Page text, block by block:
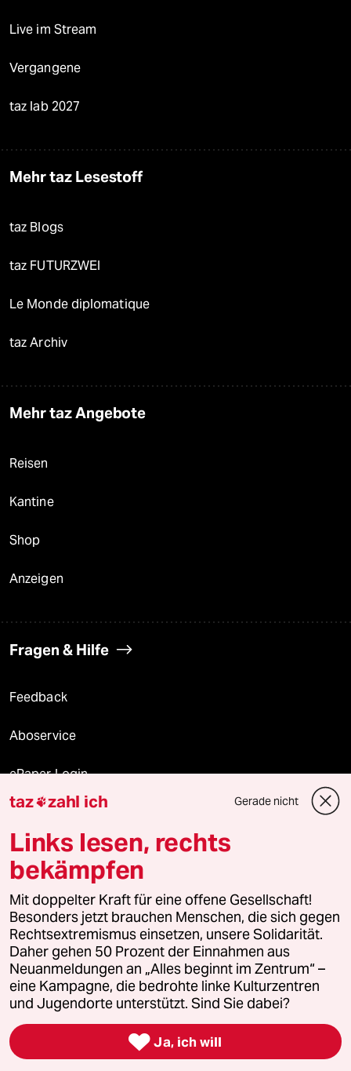
Live im Stream
Vergangene
taz lab 2027
Mehr taz Lesestoff
taz Blogs
taz FUTURZWEI
Le Monde diplomatique
taz Archiv
Mehr taz Angebote
Reisen
Kantine
Shop
Anzeigen
Fragen & Hilfe
Feedback
Aboservice
ePaper Login
Downloads für Abonnierende
© 2026 taz Verlags und Vertriebs GmbH
Alle Rechte vorbehalten. Bei rechtlichen Fragen oder für Genehmigungen
wenden Sie sich bitte an lizenzen@taz.de
Feedback Redaktionsstatut Kommune-Richtlinien
Leitlinie Informant Datenschutz Impressum AGB
Seitenwende Einwilligungen widerrufen (Ads)
taz zahl ich Gerade nicht
Links lesen, rechts
bekämpfen
Mit doppelter Kraft für eine offene Gesellschaft!
Besonders jetzt brauchen Menschen, die sich gegen
Rechtsextremismus einsetzen, unsere Solidarität.
Daher gehen 50 Prozent der Einnahmen aus
Neuanmeldungen an „Alles beginnt im Zentrum“ –
eine Kampagne, die bedrohte linke Kulturzentren
und Jugendorte unterstützt. Sind Sie dabei?
 Ja, ich will